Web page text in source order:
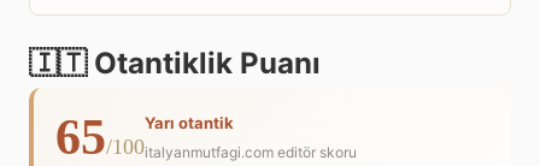
🇮🇹 Otantiklik Puanı
65/100
Yarı otantik
italyanmutfagi.com editör skoru